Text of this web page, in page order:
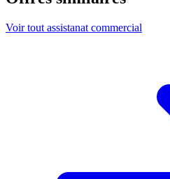
Voir tout assistanat commercial